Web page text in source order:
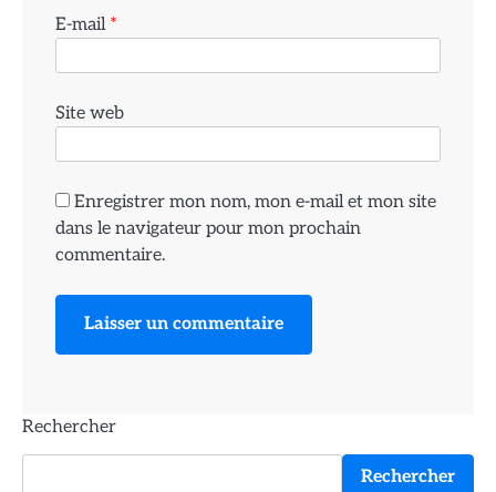
E-mail *
Site web
Enregistrer mon nom, mon e-mail et mon site
dans le navigateur pour mon prochain
commentaire.
Rechercher
Rechercher